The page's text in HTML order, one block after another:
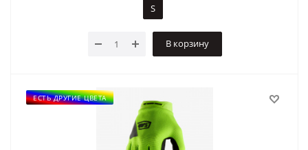
S
В корзину
ЕСТЬ ДРУГИЕ ЦВЕТА